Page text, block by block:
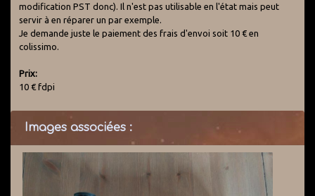
modification PST donc). Il n'est pas utilisable en l'état mais peut
servir à en réparer un par exemple.
Je demande juste le paiement des frais d'envoi soit 10 € en
colissimo.
Prix:
10 € fdpi
Images associées :